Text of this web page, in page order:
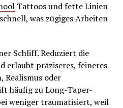
Tattoos und fette Linien
was zügiges Arbeiten
Schliff. Reduziert die
erlaubt präziseres, feineres
Realismus oder
häufig zu Long-Taper-
weniger traumatisiert, weil